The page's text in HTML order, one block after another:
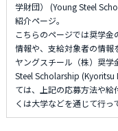
学財団） (Young Steel
紹介ページ。
こちらのページでは奨学
情報や、支給対象者の情報
ヤングスチール（株）奨
Steel Scholarship
ては、上記の応募方法や
くは大学などを通じて行っ